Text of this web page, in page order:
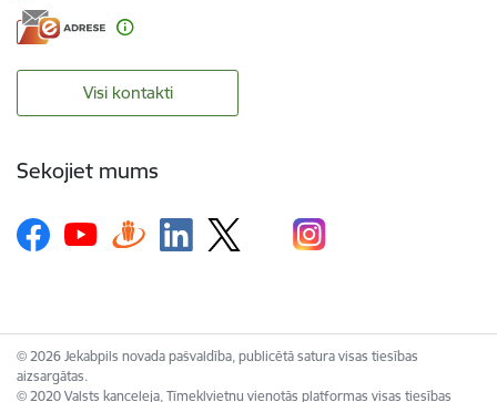
Visi kontakti
Sekojiet mums
© 2026 Jekabpils novada pašvaldība, publicētā satura visas tiesības
aizsargātas.
© 2020 Valsts kanceleja, Tīmekļvietņu vienotās platformas visas tiesības